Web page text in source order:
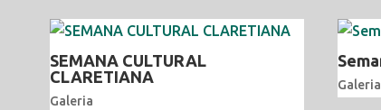
SEMANA CULTURAL
CLARETIANA
Galeria
Galeria